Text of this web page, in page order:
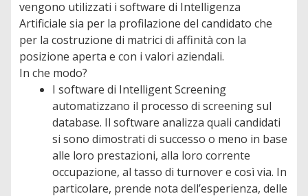
vengono utilizzati i software di Intelligenza
Artificiale sia per la profilazione del candidato che
per la costruzione di matrici di affinità con la
posizione aperta e con i valori aziendali.
In che modo?
I software di Intelligent Screening
automatizzano il processo di screening sul
database. Il software analizza quali candidati
si sono dimostrati di successo o meno in base
alle loro prestazioni, alla loro corrente
occupazione, al tasso di turnover e così via. In
particolare, prende nota dell’esperienza, delle